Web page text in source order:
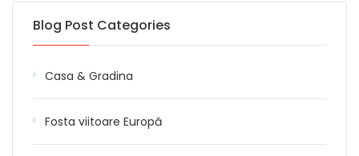
Blog Post Categories
Casa & Gradina
Fosta viitoare Europă